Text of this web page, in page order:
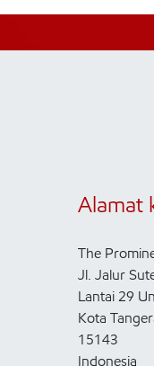
Alamat
The
Jl. Jalur
Lantai 29
Kota
15143
Indonesia